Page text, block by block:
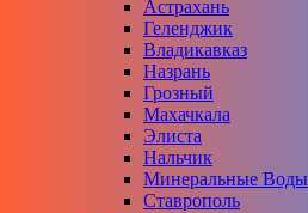
Астрахань
Геленджик
Владикавказ
Назрань
Грозный
Махачкала
Элиста
Нальчик
Минеральные Воды
Ставрополь